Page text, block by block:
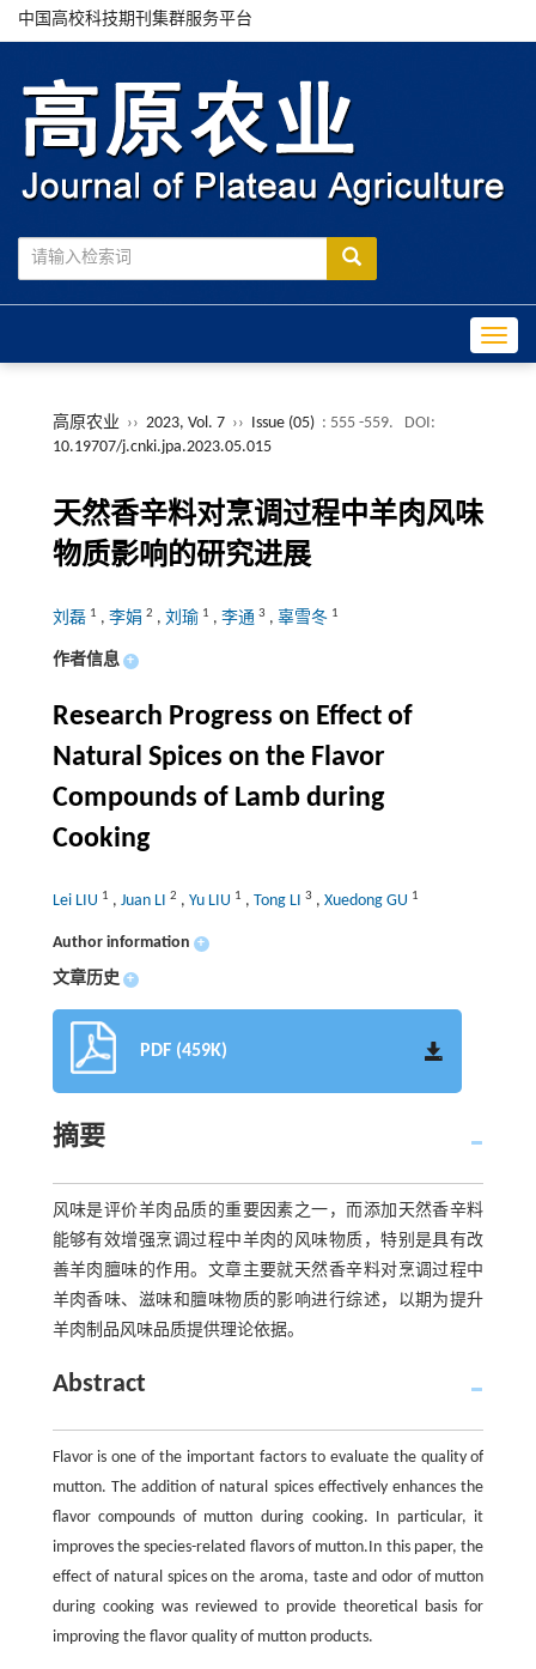
中国高校科技期刊集群服务平台
高原农业 ›› 2023, Vol. 7 ›› Issue (05) : 555 -559.
DOI:
10.19707/j.cnki.jpa.2023.05.015
天然香辛料对烹调过程中羊肉风味
物质影响的研究进展
刘磊 1 , 李娟 2 , 刘瑜 1 , 李通 3 , 辜雪冬 1
作者信息 +
Research Progress on Effect of
Natural Spices on the Flavor
Compounds of Lamb during
Cooking
Lei LIU 1 , Juan LI 2 , Yu LIU 1 , Tong LI 3 , Xuedong GU 1
Author information +
文章历史 +
PDF (459K)
摘要
风味是评价羊肉品质的重要因素之一，而添加天然香辛料
能够有效增强烹调过程中羊肉的风味物质，特别是具有改
善羊肉膻味的作用。文章主要就天然香辛料对烹调过程中
羊肉香味、滋味和膻味物质的影响进行综述，以期为提升
羊肉制品风味品质提供理论依据。
Abstract
Flavor is one of the important factors to evaluate the quality of
mutton. The addition of natural spices effectively enhances the
flavor compounds of mutton during cooking. In particular, it
improves the species-related flavors of mutton.In this paper, the
effect of natural spices on the aroma, taste and odor of mutton
during cooking was reviewed to provide theoretical basis for
improving the flavor quality of mutton products.